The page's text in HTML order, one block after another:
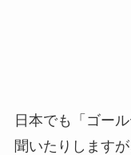
日本でも「ゴー
聞いたりします